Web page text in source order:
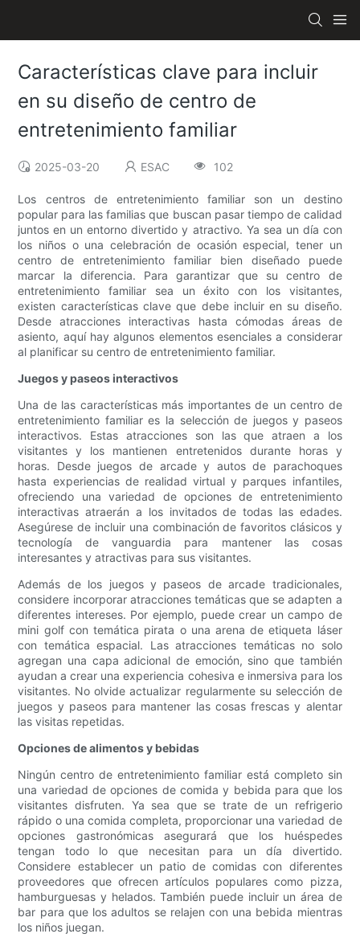
Características clave para incluir
en su diseño de centro de
entretenimiento familiar
2025-03-20 ESAC 102
Los centros de entretenimiento familiar son un destino
popular para las familias que buscan pasar tiempo de calidad
juntos en un entorno divertido y atractivo. Ya sea un día con
los niños o una celebración de ocasión especial, tener un
centro de entretenimiento familiar bien diseñado puede
marcar la diferencia. Para garantizar que su centro de
entretenimiento familiar sea un éxito con los visitantes,
existen características clave que debe incluir en su diseño.
Desde atracciones interactivas hasta cómodas áreas de
asiento, aquí hay algunos elementos esenciales a considerar
al planificar su centro de entretenimiento familiar.
Juegos y paseos interactivos
Una de las características más importantes de un centro de
entretenimiento familiar es la selección de juegos y paseos
interactivos. Estas atracciones son las que atraen a los
visitantes y los mantienen entretenidos durante horas y
horas. Desde juegos de arcade y autos de parachoques
hasta experiencias de realidad virtual y parques infantiles,
ofreciendo una variedad de opciones de entretenimiento
interactivas atraerán a los invitados de todas las edades.
Asegúrese de incluir una combinación de favoritos clásicos y
tecnología de vanguardia para mantener las cosas
interesantes y atractivas para sus visitantes.
Además de los juegos y paseos de arcade tradicionales,
considere incorporar atracciones temáticas que se adapten a
diferentes intereses. Por ejemplo, puede crear un campo de
mini golf con temática pirata o una arena de etiqueta láser
con temática espacial. Las atracciones temáticas no solo
agregan una capa adicional de emoción, sino que también
ayudan a crear una experiencia cohesiva e inmersiva para los
visitantes. No olvide actualizar regularmente su selección de
juegos y paseos para mantener las cosas frescas y alentar
las visitas repetidas.
Opciones de alimentos y bebidas
Ningún centro de entretenimiento familiar está completo sin
una variedad de opciones de comida y bebida para que los
visitantes disfruten. Ya sea que se trate de un refrigerio
rápido o una comida completa, proporcionar una variedad de
opciones gastronómicas asegurará que los huéspedes
tengan todo lo que necesitan para un día divertido.
Considere establecer un patio de comidas con diferentes
proveedores que ofrecen artículos populares como pizza,
hamburguesas y helados. También puede incluir un área de
bar para que los adultos se relajen con una bebida mientras
los niños juegan.